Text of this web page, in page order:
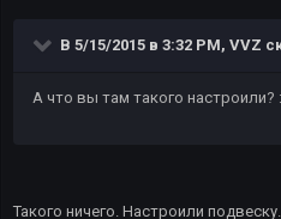
В 5/15/2015 в 3:32 PM, VVZ
А что вы там такого настроили?
Такого ничего. Настроили